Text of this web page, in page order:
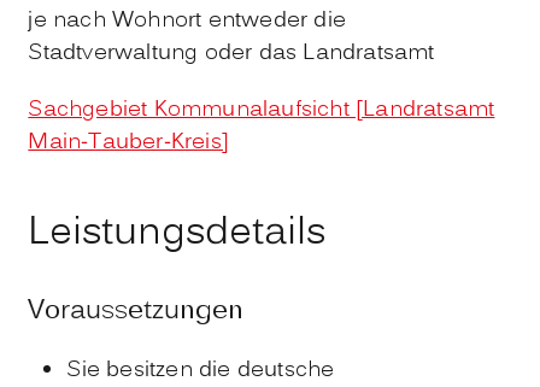
je nach Wohnort entweder die
Stadtverwaltung oder das Landratsamt
Sachgebiet Kommunalaufsicht [Landratsamt
Main-Tauber-Kreis]
Leistungsdetails
Voraussetzungen
Sie besitzen die deutsche